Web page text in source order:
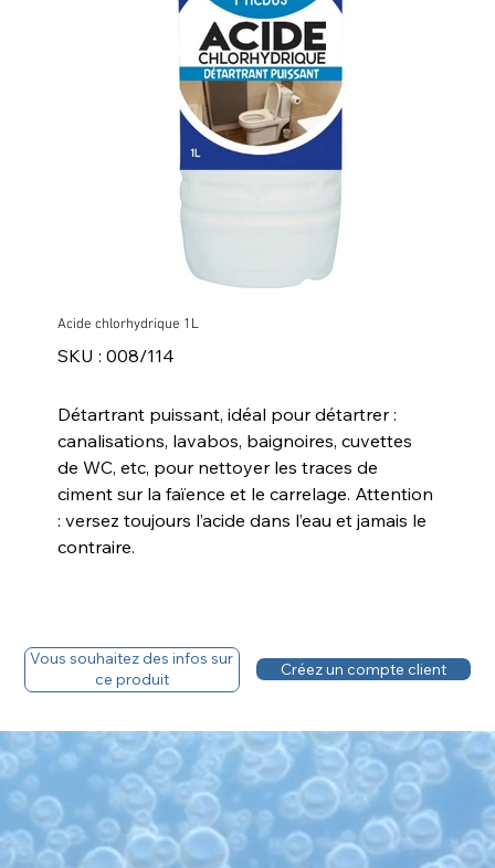
Acide chlorhydrique 1L
SKU : SKU
008/114
008/114
Détartrant puissant, idéal pour détartrer :
canalisations, lavabos, baignoires, cuvettes
de WC, etc, pour nettoyer les traces de
ciment sur la faïence et le carrelage. Attention
: versez toujours l’acide dans l’eau et jamais le
contraire.
Vous souhaitez des infos sur
ce produit
Créez un compte client